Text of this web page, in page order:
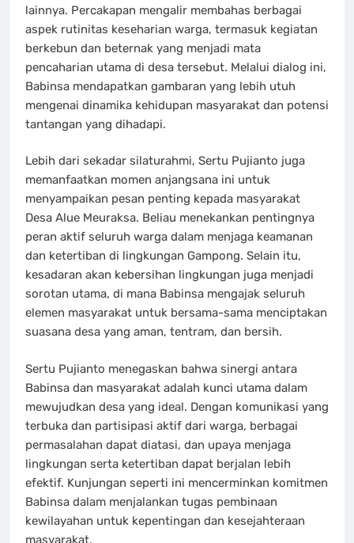
lainnya. Percakapan mengalir membahas berbagai
aspek rutinitas keseharian warga, termasuk kegiatan
berkebun dan beternak yang menjadi mata
pencaharian utama di desa tersebut. Melalui dialog ini,
Babinsa mendapatkan gambaran yang lebih utuh
mengenai dinamika kehidupan masyarakat dan potensi
tantangan yang dihadapi.
Lebih dari sekadar silaturahmi, Sertu Pujianto juga
memanfaatkan momen anjangsana ini untuk
menyampaikan pesan penting kepada masyarakat
Desa Alue Meuraksa. Beliau menekankan pentingnya
peran aktif seluruh warga dalam menjaga keamanan
dan ketertiban di lingkungan Gampong. Selain itu,
kesadaran akan kebersihan lingkungan juga menjadi
sorotan utama, di mana Babinsa mengajak seluruh
elemen masyarakat untuk bersama-sama menciptakan
suasana desa yang aman, tentram, dan bersih.
Sertu Pujianto menegaskan bahwa sinergi antara
Babinsa dan masyarakat adalah kunci utama dalam
mewujudkan desa yang ideal. Dengan komunikasi yang
terbuka dan partisipasi aktif dari warga, berbagai
permasalahan dapat diatasi, dan upaya menjaga
lingkungan serta ketertiban dapat berjalan lebih
efektif. Kunjungan seperti ini mencerminkan komitmen
Babinsa dalam menjalankan tugas pembinaan
kewilayahan untuk kepentingan dan kesejahteraan
masyarakat.